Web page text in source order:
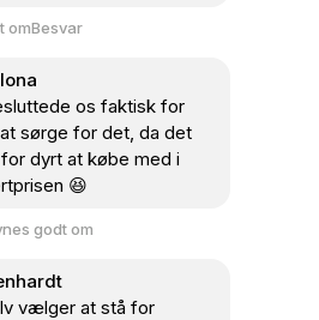
omBesvar
os faktisk for
sørge for det, da det
dyrt at købe med i
😆
godt om
vælger at stå for